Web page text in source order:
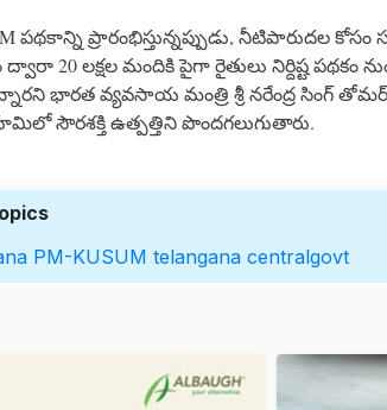
పథకాన్ని ప్రారంభిస్తున్నప్పుడు, నీటిపారుదల కోసం
ద్వారా 20 లక్షల మందికి పైగా రైతులు నిర్దిష్ట పథకం
భారత వ్యవసాయ మంత్రి శ్రీ నరేంద్ర సింగ్
సౌరశక్తి ఉత్పత్తిని పొందగలుగుతారు.
PM-KUSUM telangana centralgovt